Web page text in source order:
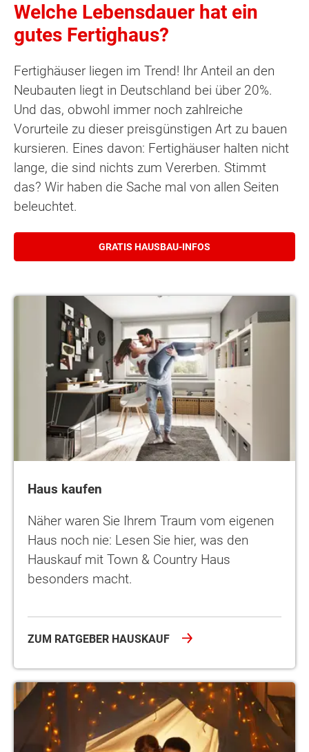
Welche Lebensdauer hat ein
gutes Fertighaus?
Fertighäuser liegen im Trend! Ihr Anteil an den
Neubauten liegt in Deutschland bei über 20%.
Und das, obwohl immer noch zahlreiche
Vorurteile zu dieser preisgünstigen Art zu bauen
kursieren. Eines davon: Fertighäuser halten nicht
lange, die sind nichts zum Vererben. Stimmt
das? Wir haben die Sache mal von allen Seiten
beleuchtet.
GRATIS HAUSBAU-INFOS
Haus kaufen
Haus kaufen
Näher waren Sie Ihrem Traum vom eigenen
Haus noch nie: Lesen Sie hier, was den
Hauskauf mit Town & Country Haus
besonders macht.
ZUM RATGEBER HAUSKAUF
Die Kosten für das Haus